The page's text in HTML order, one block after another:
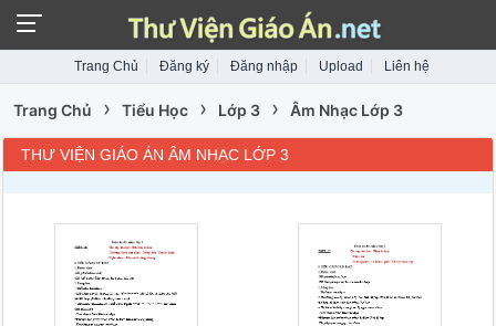
Trang Chủ Đăng ký Đăng nhập Upload Liên hệ
Trang Chủ › Tiểu Học › Lớp 3 › Âm Nhạc Lớp 3
THƯ VIỆN GIÁO ÁN ÂM NHẠC LỚP 3